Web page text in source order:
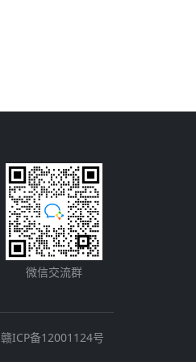
微信交流群
赣ICP备12001124号